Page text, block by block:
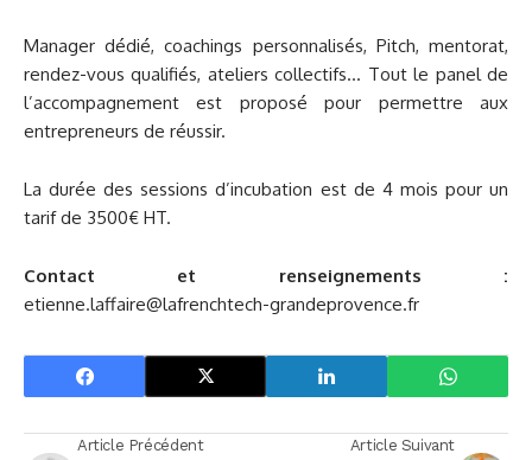
Manager dédié, coachings personnalisés, Pitch, mentorat,
rendez-vous qualifiés, ateliers collectifs… Tout le panel de
l’accompagnement est proposé pour permettre aux
entrepreneurs de réussir.
La durée des sessions d’incubation est de 4 mois pour un
tarif de 3500€ HT.
Contact et renseignements :
etienne.laffaire@lafrenchtech-grandeprovence.fr
Article Précédent Article Suivant